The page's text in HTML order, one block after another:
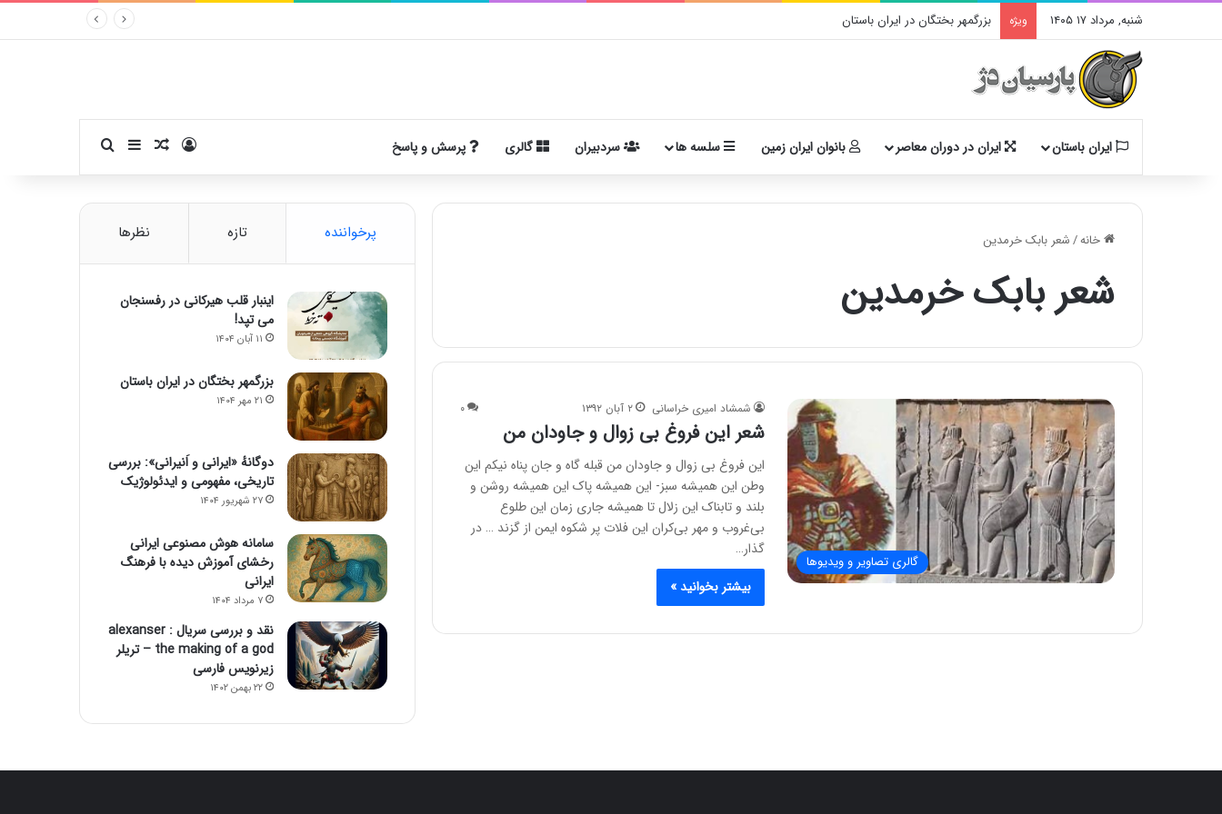
شنبه, مرداد ۱۷ ۱۴۰۵ ویژه بزرگمهر بختگان در ایران باستان
ایران باستان ایران در دوران معاصر بانوان ایران زمین سلسه ها سردبیران گالری پرسش و پاسخ ورودنوشته تصادفی
سایدبارجستجو برای
خانه/شعر بابک خرمدین
شعر بابک خرمدین
گالری تصاویر و ویدیوها
شمشاد امیری خراسانی ۲ آبان ۱۳۹۲ ۰
شعر این فروغ بی زوال و جاودان من
این فروغ بی زوال و جاودان من قبله گاه و جان پناه نیکم این
وطن این همیشه سبز- این همیشه پاک این همیشه روشن و
بلند و تابناک این زلال تا همیشه جاری زمان این طلوع
بی‌غروب و مهر بی‌کران این فلات پر شکوه ایمن از گزند … در
گذار…
بیشتر بخوانید »
پرخواننده تازه نظرها
اینبار قلب هیرکانی در رفسنجان
می تپد!
۱۱ آبان ۱۴۰۴
بزرگمهر بختگان در ایران باستان
۲۱ مهر ۱۴۰۴
دوگانهٔ «ایرانی و اَنیرانی»: بررسی
تاریخی، مفهومی و ایدئولوژیک
۲۷ شهریور ۱۴۰۴
سامانه هوش مصنوعی ایرانی
رخشای آموزش دیده با فرهنگ
ایرانی
۷ مرداد ۱۴۰۴
نقد و بررسی سریال alexanser :
the making of a god – تریلر
زیرنویس فارسی
۲۲ بهمن ۱۴۰۲